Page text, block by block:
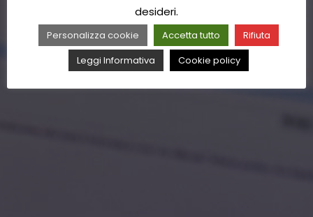
desideri.
Personalizza cookie Accetta tutto
Rifiuta
Leggi Informativa
Cookie policy